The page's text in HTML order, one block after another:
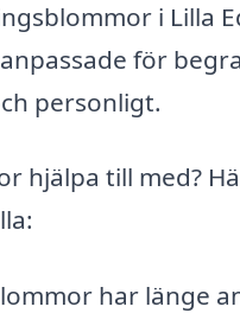
i Lilla
för
personligt.
hjälpa till med?
har länge